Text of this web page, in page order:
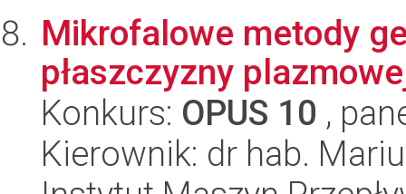
Mikrofalowe metody
płaszczyzny
Konkurs: OPUS 10 ,
Kierownik: dr hab.